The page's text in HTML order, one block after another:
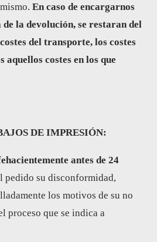
En caso de encargarnos
la devolución, se restaran del
del transporte, los costes
costes en los que
DE IMPRESIÓN:
antes de 24
pedido su disconformidad,
los motivos de su no
proceso que se indica a